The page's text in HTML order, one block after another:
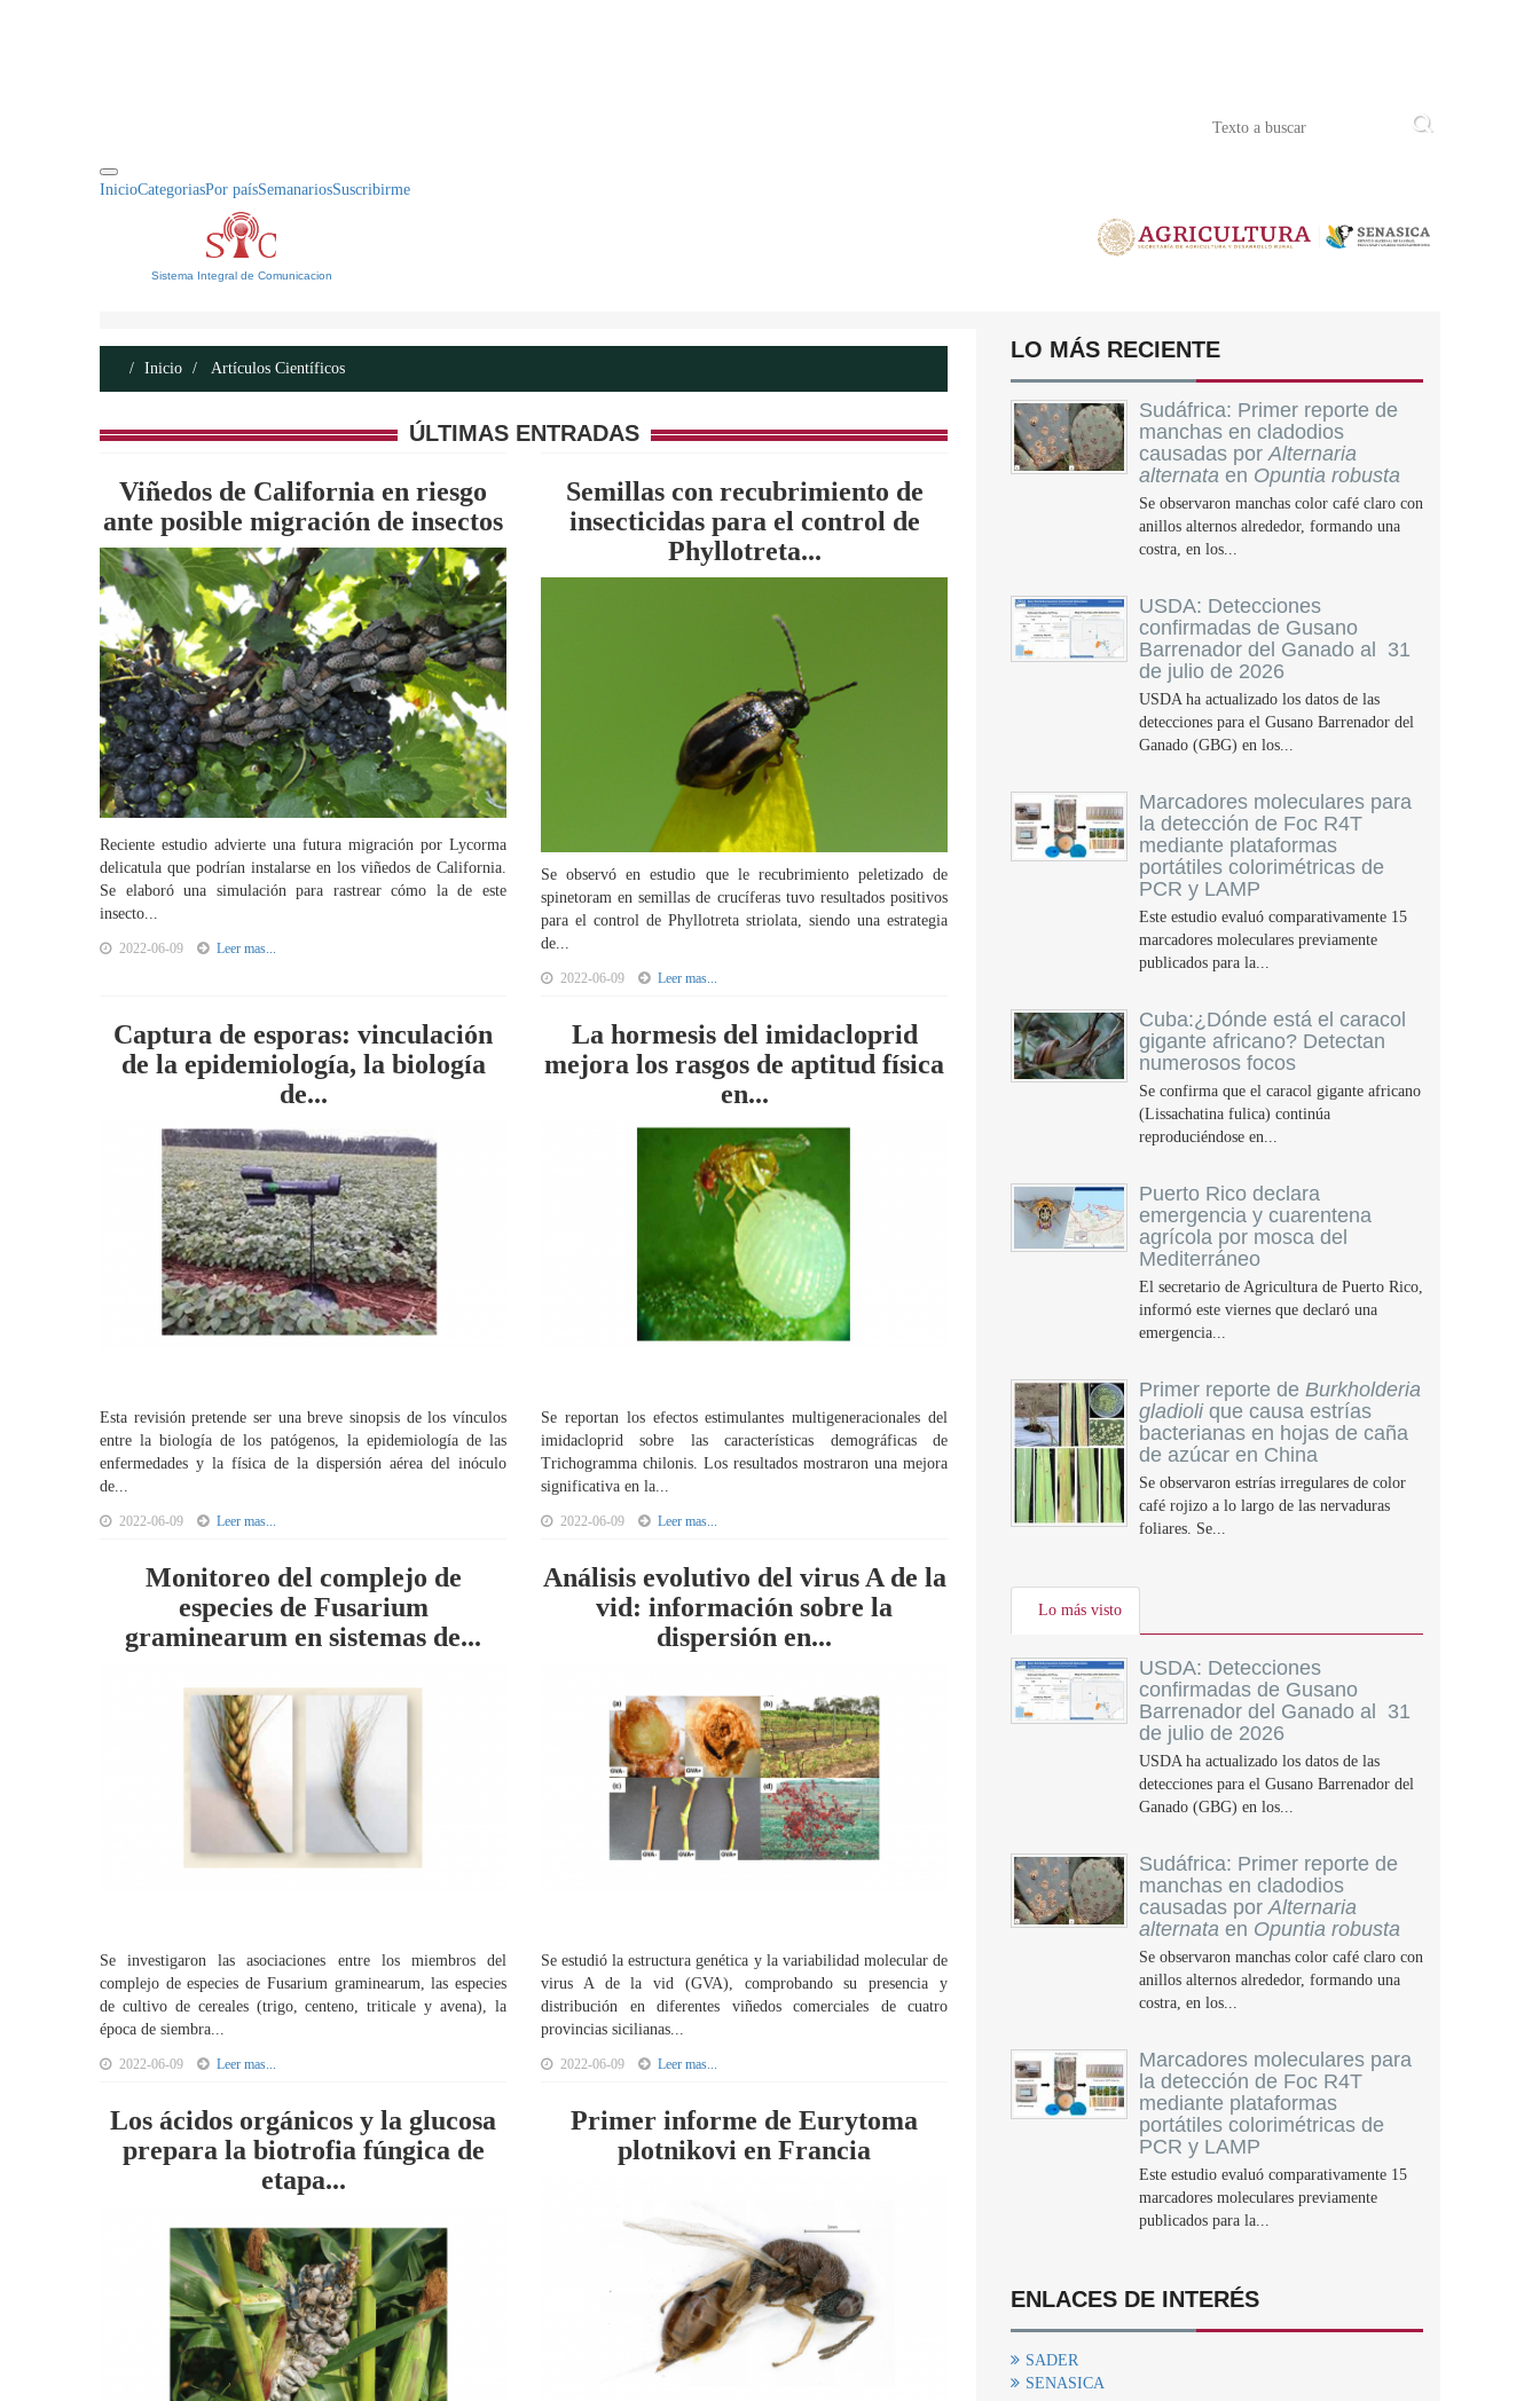
InicioCategoriasPor paísSemanariosSuscribirme
Sistema Integral de Comunicacion
Inicio Artículos Científicos
ÚLTIMAS ENTRADAS
Viñedos de California en riesgo
ante posible migración de insectos
Reciente estudio advierte una futura migración por Lycorma
delicatula que podrían instalarse en los viñedos de California.
Se elaboró una simulación para rastrear cómo la de este
insecto...
2022-06-09 Leer mas...
Semillas con recubrimiento de
insecticidas para el control de
Phyllotreta...
Se observó en estudio que le recubrimiento peletizado de
spinetoram en semillas de crucíferas tuvo resultados positivos
para el control de Phyllotreta striolata, siendo una estrategia
de...
2022-06-09 Leer mas...
Captura de esporas: vinculación
de la epidemiología, la biología
de...
Esta revisión pretende ser una breve sinopsis de los vínculos
entre la biología de los patógenos, la epidemiología de las
enfermedades y la física de la dispersión aérea del inóculo
de...
2022-06-09 Leer mas...
La hormesis del imidacloprid
mejora los rasgos de aptitud física
en...
Se reportan los efectos estimulantes multigeneracionales del
imidacloprid sobre las características demográficas de
Trichogramma chilonis. Los resultados mostraron una mejora
significativa en la...
2022-06-09 Leer mas...
Monitoreo del complejo de
especies de Fusarium
graminearum en sistemas de...
Se investigaron las asociaciones entre los miembros del
complejo de especies de Fusarium graminearum, las especies
de cultivo de cereales (trigo, centeno, triticale y avena), la
época de siembra...
2022-06-09 Leer mas...
Análisis evolutivo del virus A de la
vid: información sobre la
dispersión en...
Se estudió la estructura genética y la variabilidad molecular de
virus A de la vid (GVA), comprobando su presencia y
distribución en diferentes viñedos comerciales de cuatro
provincias sicilianas...
2022-06-09 Leer mas...
Los ácidos orgánicos y la glucosa
prepara la biotrofia fúngica de
etapa...
Primer informe de Eurytoma
plotnikovi en Francia
LO MÁS RECIENTE
Sudáfrica: Primer reporte de
manchas en cladodios
causadas porAlternaria
alternata en Opuntia robusta
Se observaron manchas color café claro con
anillos alternos alrededor, formando una
costra, en los...
USDA: Detecciones
confirmadas de Gusano
Barrenador del Ganado al 31
de julio de 2026
USDA ha actualizado los datos de las
detecciones para el Gusano Barrenador del
Ganado (GBG) en los...
Marcadores moleculares para
la detección de Foc R4T
mediante plataformas
portátiles colorimétricas de
PCR y LAMP
Este estudio evaluó comparativamente 15
marcadores moleculares previamente
publicados para la...
Cuba:¿Dónde está el caracol
gigante africano? Detectan
numerosos focos
Se confirma que el caracol gigante africano
(Lissachatina fulica) continúa
reproduciéndose en...
Puerto Rico declara
emergencia y cuarentena
agrícola por mosca del
Mediterráneo
El secretario de Agricultura de Puerto Rico,
informó este viernes que declaró una
emergencia...
Primer reporte de Burkholderia
gladiolique causa estrías
bacterianas en hojas de caña
de azúcar en China
Se observaron estrías irregulares de color
café rojizo a lo largo de las nervaduras
foliares. Se...
Lo más visto
USDA: Detecciones
confirmadas de Gusano
Barrenador del Ganado al 31
de julio de 2026
USDA ha actualizado los datos de las
detecciones para el Gusano Barrenador del
Ganado (GBG) en los...
Sudáfrica: Primer reporte de
manchas en cladodios
causadas porAlternaria
alternata en Opuntia robusta
Se observaron manchas color café claro con
anillos alternos alrededor, formando una
costra, en los...
Marcadores moleculares para
la detección de Foc R4T
mediante plataformas
portátiles colorimétricas de
PCR y LAMP
Este estudio evaluó comparativamente 15
marcadores moleculares previamente
publicados para la...
ENLACES DE INTERÉS
SADER
SENASICA